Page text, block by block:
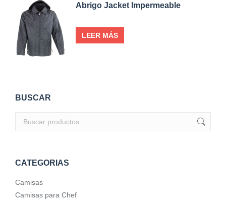
Abrigo Jacket Impermeable
LEER MÁS
BUSCAR
CATEGORIAS
Camisas
Camisas para Chef